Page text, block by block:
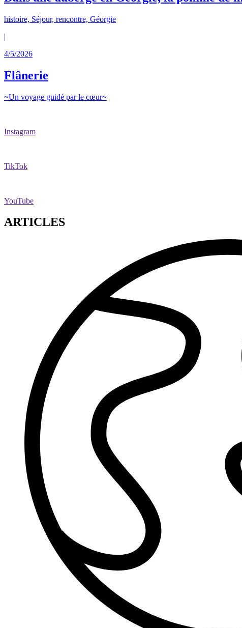
histoire, Séjour, rencontre, Géorgie
|
4/5/2026
Flânerie
~Un voyage guidé par le cœur~
Instagram
TikTok
YouTube
ARTICLES